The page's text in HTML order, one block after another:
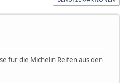
für die Michelin Reifen aus den